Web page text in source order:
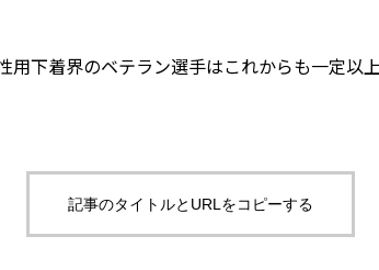
用下着界のベテラン選手はこれからも一定以
記事のタイトルとURLをコピーする